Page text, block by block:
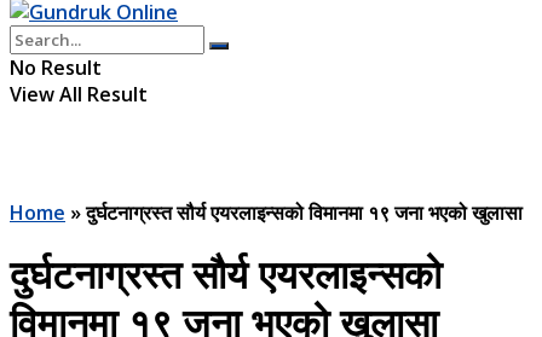
No Result
View All Result
Home »दुर्घटनाग्रस्त सौर्य एयरलाइन्सको विमानमा १९ जना भएको खुलासा
दुर्घटनाग्रस्त सौर्य एयरलाइन्सको
विमानमा १९ जना भएको खुलासा